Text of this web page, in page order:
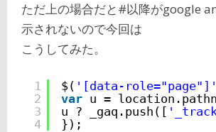
ただ上の場合だと#以降がgoogle
示されないので今回は
こうしてみた。
1
2
3
4
$( '[data-role="page"]'
var u =
u ? _gaq.push([
});